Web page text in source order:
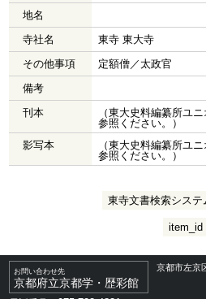
地名
寺社名
東寺 東大寺
その他事項
定額僧／太政官
備考
刊本
（東大史料編纂所ユ
参照ください。）
影写本
（東大史料編纂所ユ
参照ください。）
東寺文書検索システ
item_id
お問い合わせ先
京都府立京都学・歴彩館
京都市左京